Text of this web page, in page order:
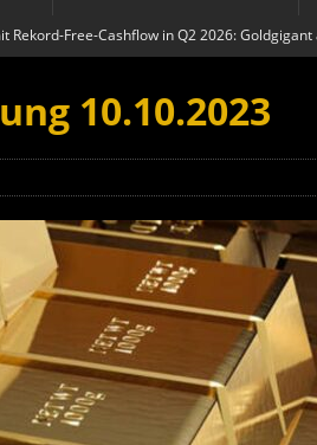
Rekord-Free-Cashflow in Q2 2026:
der Welt baut um: Newmont vor
arktischen Härtetest: Feuer-Drama fordert
Aktie: Umbau in Skandinavien nach
boomen nach Preissturz: Asien kauft
10.10.2023